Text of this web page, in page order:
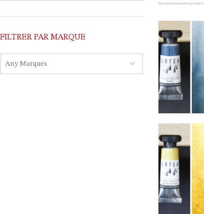
FILTRER PAR MARQUE
Any Marques